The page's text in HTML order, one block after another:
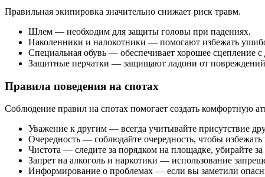
Правильная экипировка значительно снижает риск травм.
Шлем — необходим для защиты головы при падениях.
Наколенники и налокотники — помогают избежать
Специальная обувь — обеспечивает хорошее сцепление с
Защитные перчатки — защищают ладони от
Правила поведения на спотах
Соблюдение правил на спотах помогает создать комфортную
Уважение к другим — всегда учитывайте присутствие
Очередность — соблюдайте очередность, чтобы
Чистота — следите за порядком на площадке, убирайте
Запрет на алкоголь и наркотики — использование
Информирование о проблемах — если вы заметили